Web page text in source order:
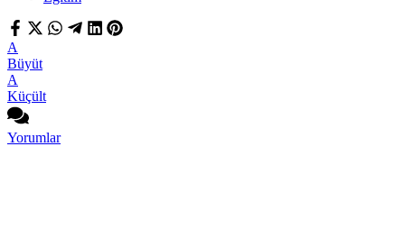
A
Büyüt
A
Küçült
Yorumlar